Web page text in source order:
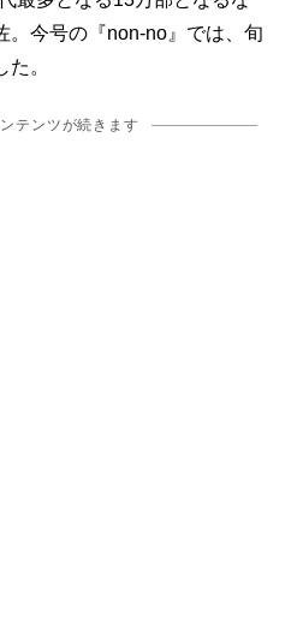
。今号の『non-no』では、旬
。
テンツが続きます